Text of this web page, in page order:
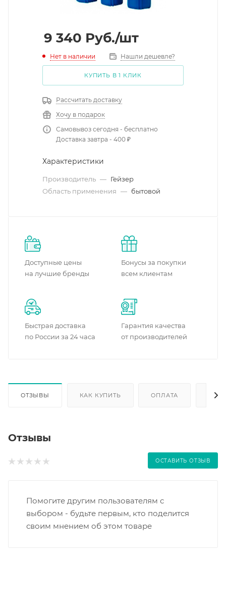
9 340 Руб./шт
Нет в наличии Нашли дешевле?
КУПИТЬ В 1 КЛИК
Рассчитать доставку
Хочу в подарок
Самовывоз сегодня - бесплатно
Доставка завтра - 400 ₽
Характеристики
Производитель — Гейзер
Область применения — бытовой
Доступные цены
на лучшие бренды
Бонусы за покупки
всем клиентам
Быстрая доставка
по России за 24 часа
Гарантия качества
от производителей
ОТЗЫВЫ КАК КУПИТЬ ОПЛАТА
Отзывы
ОСТАВИТЬ ОТЗЫВ
Помогите другим пользователям с
выбором - будьте первым, кто поделится
своим мнением об этом товаре